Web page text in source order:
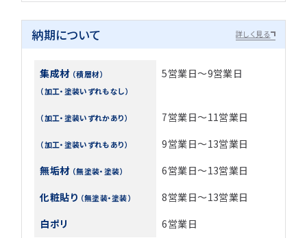
納期について 詳しく見る
集成材 （積層材）
（加工・塗装いずれもなし）
5営業日～9営業日
（加工・塗装いずれかあり） 7営業日～11営業日
（加工・塗装いずれもあり）
9営業日～13営業日
無垢材 （無塗装・塗装）
6営業日～13営業日
化粧貼り （無塗装・塗装）
8営業日～13営業日
白ポリ
6営業日